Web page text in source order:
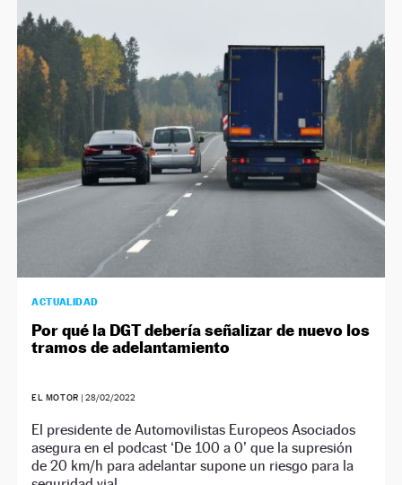
ACTUALIDAD
Por qué la DGT debería señalizar de nuevo los
tramos de adelantamiento
EL MOTOR | 28/02/2022
El presidente de Automovilistas Europeos Asociados
asegura en el podcast ‘De 100 a 0’ que la supresión
de 20 km/h para adelantar supone un riesgo para la